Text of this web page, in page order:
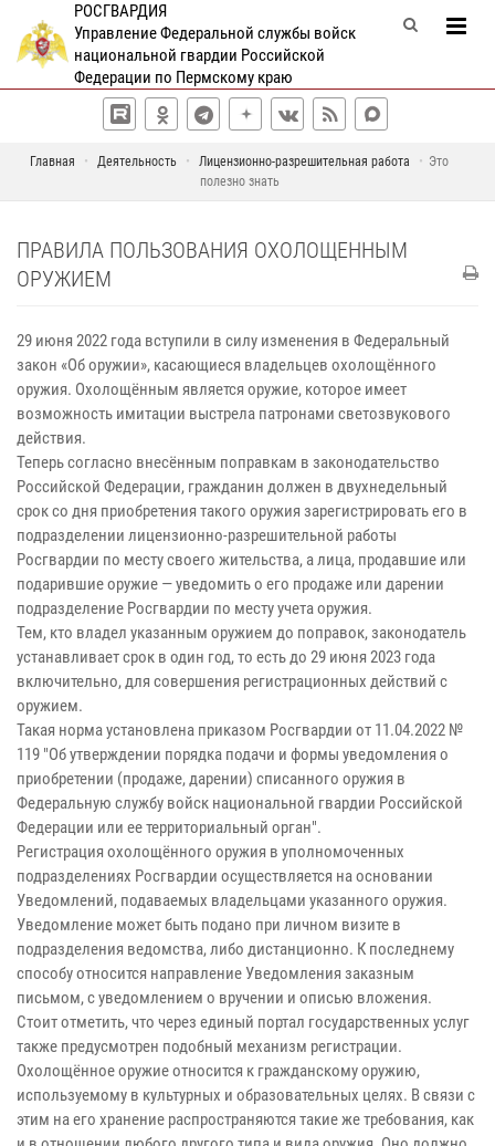
РОСГВАРДИЯ
Управление Федеральной службы войск
национальной гвардии Российской
Федерации по Пермскому краю
Главная Деятельность Лицензионно-разрешительная работа
Это
полезно знать
ПРАВИЛА ПОЛЬЗОВАНИЯ ОХОЛОЩЕННЫМ
ОРУЖИЕМ
29 июня 2022 года вступили в силу изменения в Федеральный
закон «Об оружии», касающиеся владельцев охолощённого
оружия. Охолощённым является оружие, которое имеет
возможность имитации выстрела патронами светозвукового
действия.
Теперь согласно внесённым поправкам в законодательство
Российской Федерации, гражданин должен в двухнедельный
срок со дня приобретения такого оружия зарегистрировать его в
подразделении лицензионно-разрешительной работы
Росгвардии по месту своего жительства, а лица, продавшие или
подарившие оружие — уведомить о его продаже или дарении
подразделение Росгвардии по месту учета оружия.
Тем, кто владел указанным оружием до поправок, законодатель
устанавливает срок в один год, то есть до 29 июня 2023 года
включительно, для совершения регистрационных действий с
оружием.
Такая норма установлена приказом Росгвардии от 11.04.2022 №
119 "Об утверждении порядка подачи и формы уведомления о
приобретении (продаже, дарении) списанного оружия в
Федеральную службу войск национальной гвардии Российской
Федерации или ее территориальный орган".
Регистрация охолощённого оружия в уполномоченных
подразделениях Росгвардии осуществляется на основании
Уведомлений, подаваемых владельцами указанного оружия.
Уведомление может быть подано при личном визите в
подразделения ведомства, либо дистанционно. К последнему
способу относится направление Уведомления заказным
письмом, с уведомлением о вручении и описью вложения.
Стоит отметить, что через единый портал государственных услуг
также предусмотрен подобный механизм регистрации.
Охолощённое оружие относится к гражданскому оружию,
используемому в культурных и образовательных целях. В связи с
этим на его хранение распространяются такие же требования, как